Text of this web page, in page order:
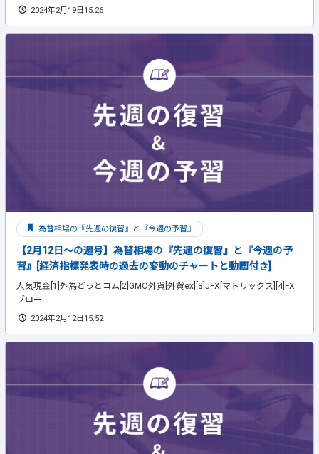
2024年2月19日15:26
為替相場の『先週の復習』と『今週の予習』
【2月12日～の週号】為替相場の『先週の復習』と『今週の予
習』[経済指標発表時の過去の変動のチャートと動画付き]
人気現金[1]外為どっとコム[2]GMO外貨[外貨ex][3]JFX[マトリックス][4]FX
ブロー...
2024年2月12日15:52